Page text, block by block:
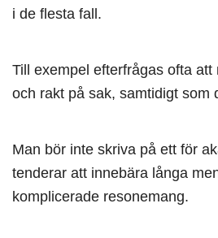
i de flesta fall.
Till exempel efterfrågas ofta
och rakt på sak, samtidigt som
Man bör inte skriva på ett för
tenderar att innebära långa
komplicerade resonemang.